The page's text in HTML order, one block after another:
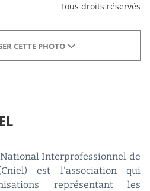
Tous droits réservés
CETTE PHOTO
National Interprofessionnel de
est l'association qui
représentant les